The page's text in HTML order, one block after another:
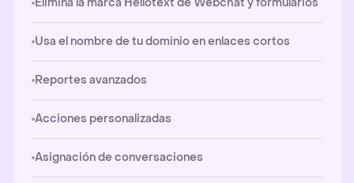
Usa el nombre de tu dominio en enlaces cortos
Reportes avanzados
Acciones personalizadas
Asignación de conversaciones